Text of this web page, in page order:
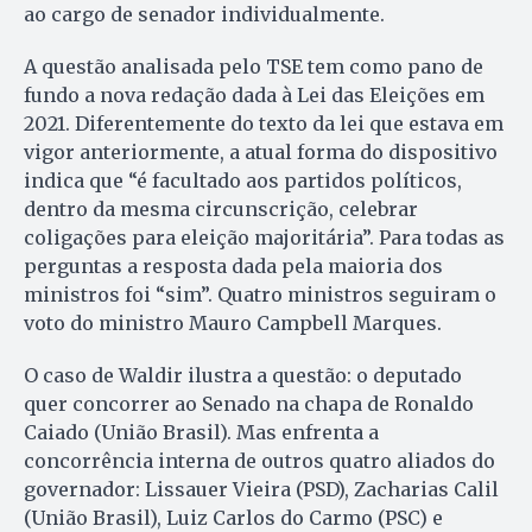
ao cargo de senador individualmente.
A questão analisada pelo TSE tem como pano de
fundo a nova redação dada à Lei das Eleições em
2021. Diferentemente do texto da lei que estava em
vigor anteriormente, a atual forma do dispositivo
indica que “é facultado aos partidos políticos,
dentro da mesma circunscrição, celebrar
coligações para eleição majoritária”. Para todas as
perguntas a resposta dada pela maioria dos
ministros foi “sim”. Quatro ministros seguiram o
voto do ministro Mauro Campbell Marques.
O caso de Waldir ilustra a questão: o deputado
quer concorrer ao Senado na chapa de Ronaldo
Caiado (União Brasil). Mas enfrenta a
concorrência interna de outros quatro aliados do
governador: Lissauer Vieira (PSD), Zacharias Calil
(União Brasil), Luiz Carlos do Carmo (PSC) e